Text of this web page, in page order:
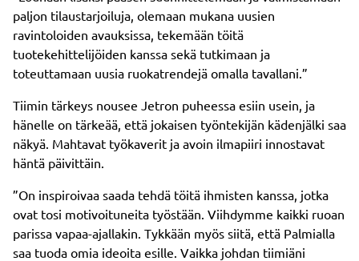
paljon tilaustarjoiluja, olemaan mukana uusien
ravintoloiden avauksissa, tekemään töitä
tuotekehittelijöiden kanssa sekä tutkimaan ja
toteuttamaan uusia ruokatrendejä omalla tavallani.”
Tiimin tärkeys nousee Jetron puheessa esiin usein, ja
hänelle on tärkeää, että jokaisen työntekijän kädenjälki saa
näkyä. Mahtavat työkaverit ja avoin ilmapiiri innostavat
häntä päivittäin.
”On inspiroivaa saada tehdä töitä ihmisten kanssa, jotka
ovat tosi motivoituneita työstään. Viihdymme kaikki ruoan
parissa vapaa-ajallakin. Tykkään myös siitä, että Palmialla
saa tuoda omia ideoita esille. Vaikka johdan tiimiäni